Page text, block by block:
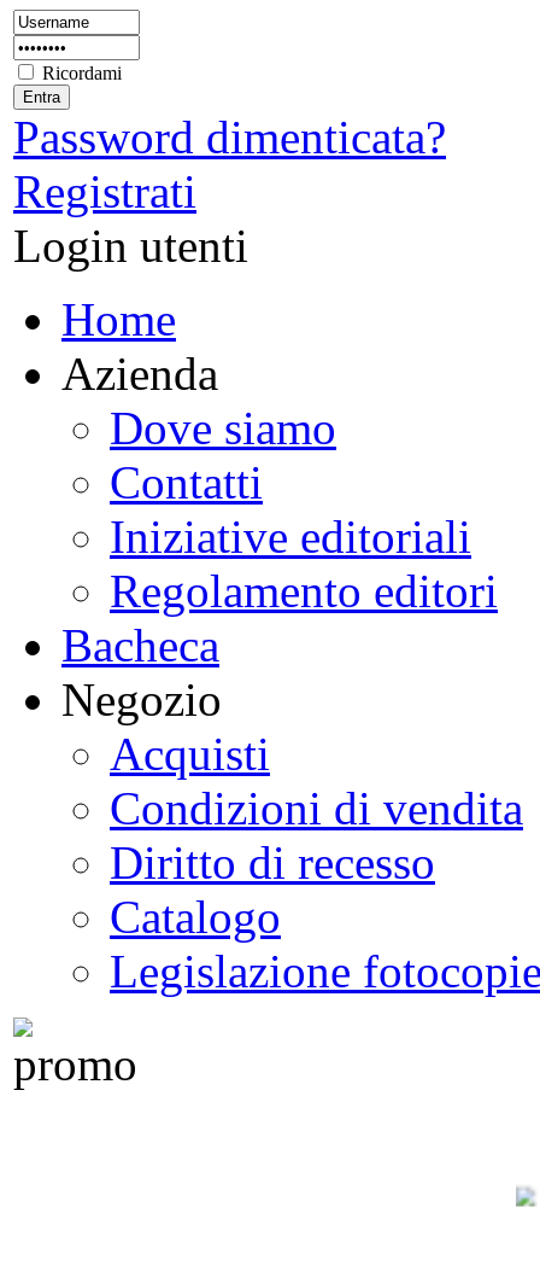
Ricordami
Password dimenticata?
Registrati
Login utenti
Home
Azienda
Dove siamo
Contatti
Iniziative editoriali
Regolamento editori
Bacheca
Negozio
Acquisti
Condizioni di vendita
Diritto di recesso
Catalogo
Legislazione